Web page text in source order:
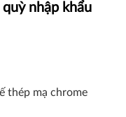
nhập khẩu
thép mạ chrome